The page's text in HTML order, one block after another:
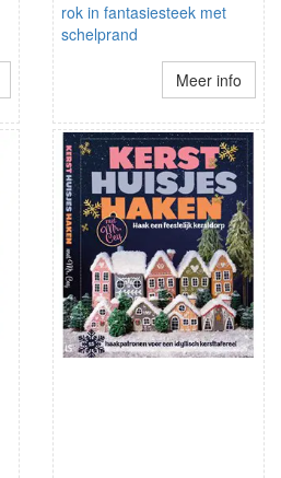
rok in fantasiesteek met
schelprand
Meer info